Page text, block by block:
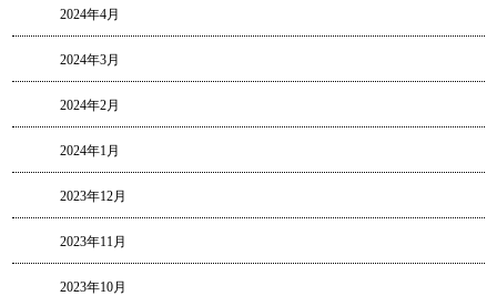
2024年4月
2024年3月
2024年2月
2024年1月
2023年12月
2023年11月
2023年10月